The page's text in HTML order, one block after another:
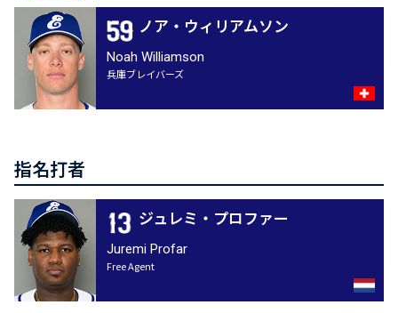
ノア・ウィリアムソン
Noah Williamson
兵庫ブレイバーズ
指名打者
ジュレミ・プロファー
Juremi Profar
Free Agent